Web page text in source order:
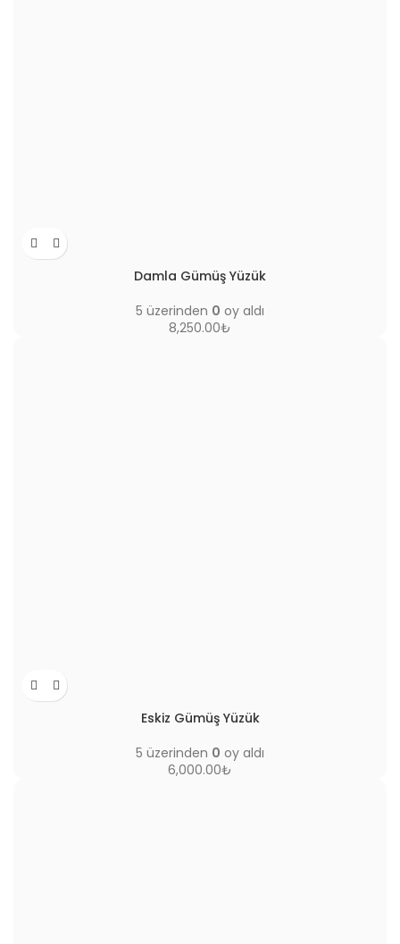
Damla Gümüş Yüzük
5 üzerinden 0 oy aldı
8,250.00₺
Eskiz Gümüş Yüzük
5 üzerinden 0 oy aldı
6,000.00₺